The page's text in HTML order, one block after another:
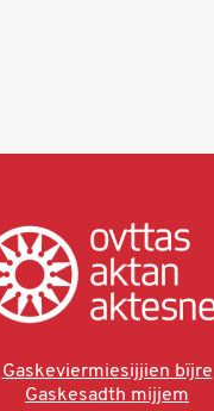
Gaskeviermiesijjien bïjre
Gaskesadth mijjem